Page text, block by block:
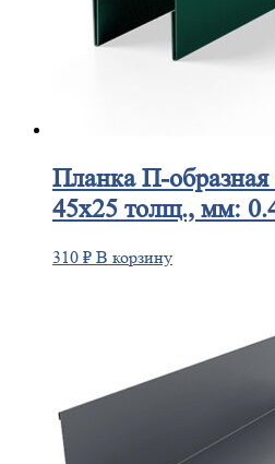
ПланкаП-
45х25 толщ., мм:
310 ₽ В корзину